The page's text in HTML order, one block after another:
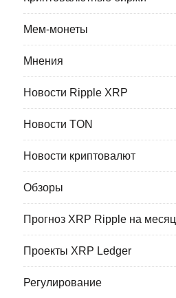
Мем-монеты
Мнения
Новости Ripple XRP
Новости TON
Новости криптовалют
Обзоры
Прогноз XRP Ripple на месяц
Проекты XRP Ledger
Регулирование